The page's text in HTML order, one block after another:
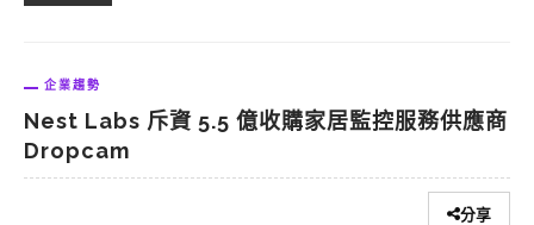
企業趨勢
Nest Labs 斥資 5.5 億收購家居監控服務供應商
Dropcam
分享